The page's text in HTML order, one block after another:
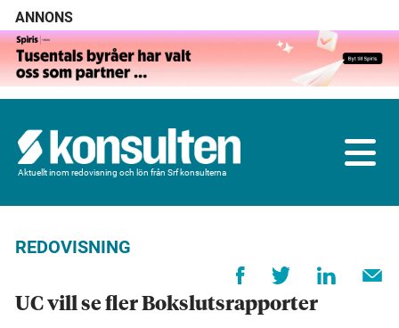
ANNONS
Aktuellt inom redovisning och lön från Srf konsulterna
REDOVISNING
UC vill se fler Bokslutsrapporter